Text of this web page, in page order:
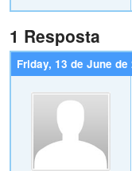
1 Resposta
Friday, 13 de June